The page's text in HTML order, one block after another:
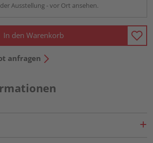
Ausstellung - vor Ort ansehen.
In den Warenkorb
anfragen